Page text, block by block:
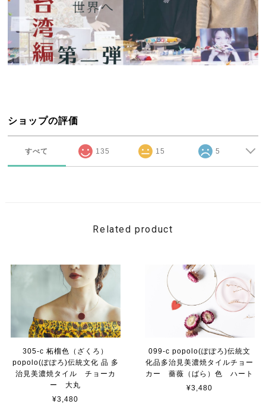
ショップの評価
すべて 135 15 5
Related product
305-c 柘榴色（ざくろ）
popolo(ぽぽろ)伝統文化 品 多
治見美濃焼タイル チョーカ
ー 大丸
¥3,480
099-c popolo(ぽぽろ)伝統文
化品多治見美濃焼タイルチョー
カー 薔薇（ばら）色 ハート
¥3,480